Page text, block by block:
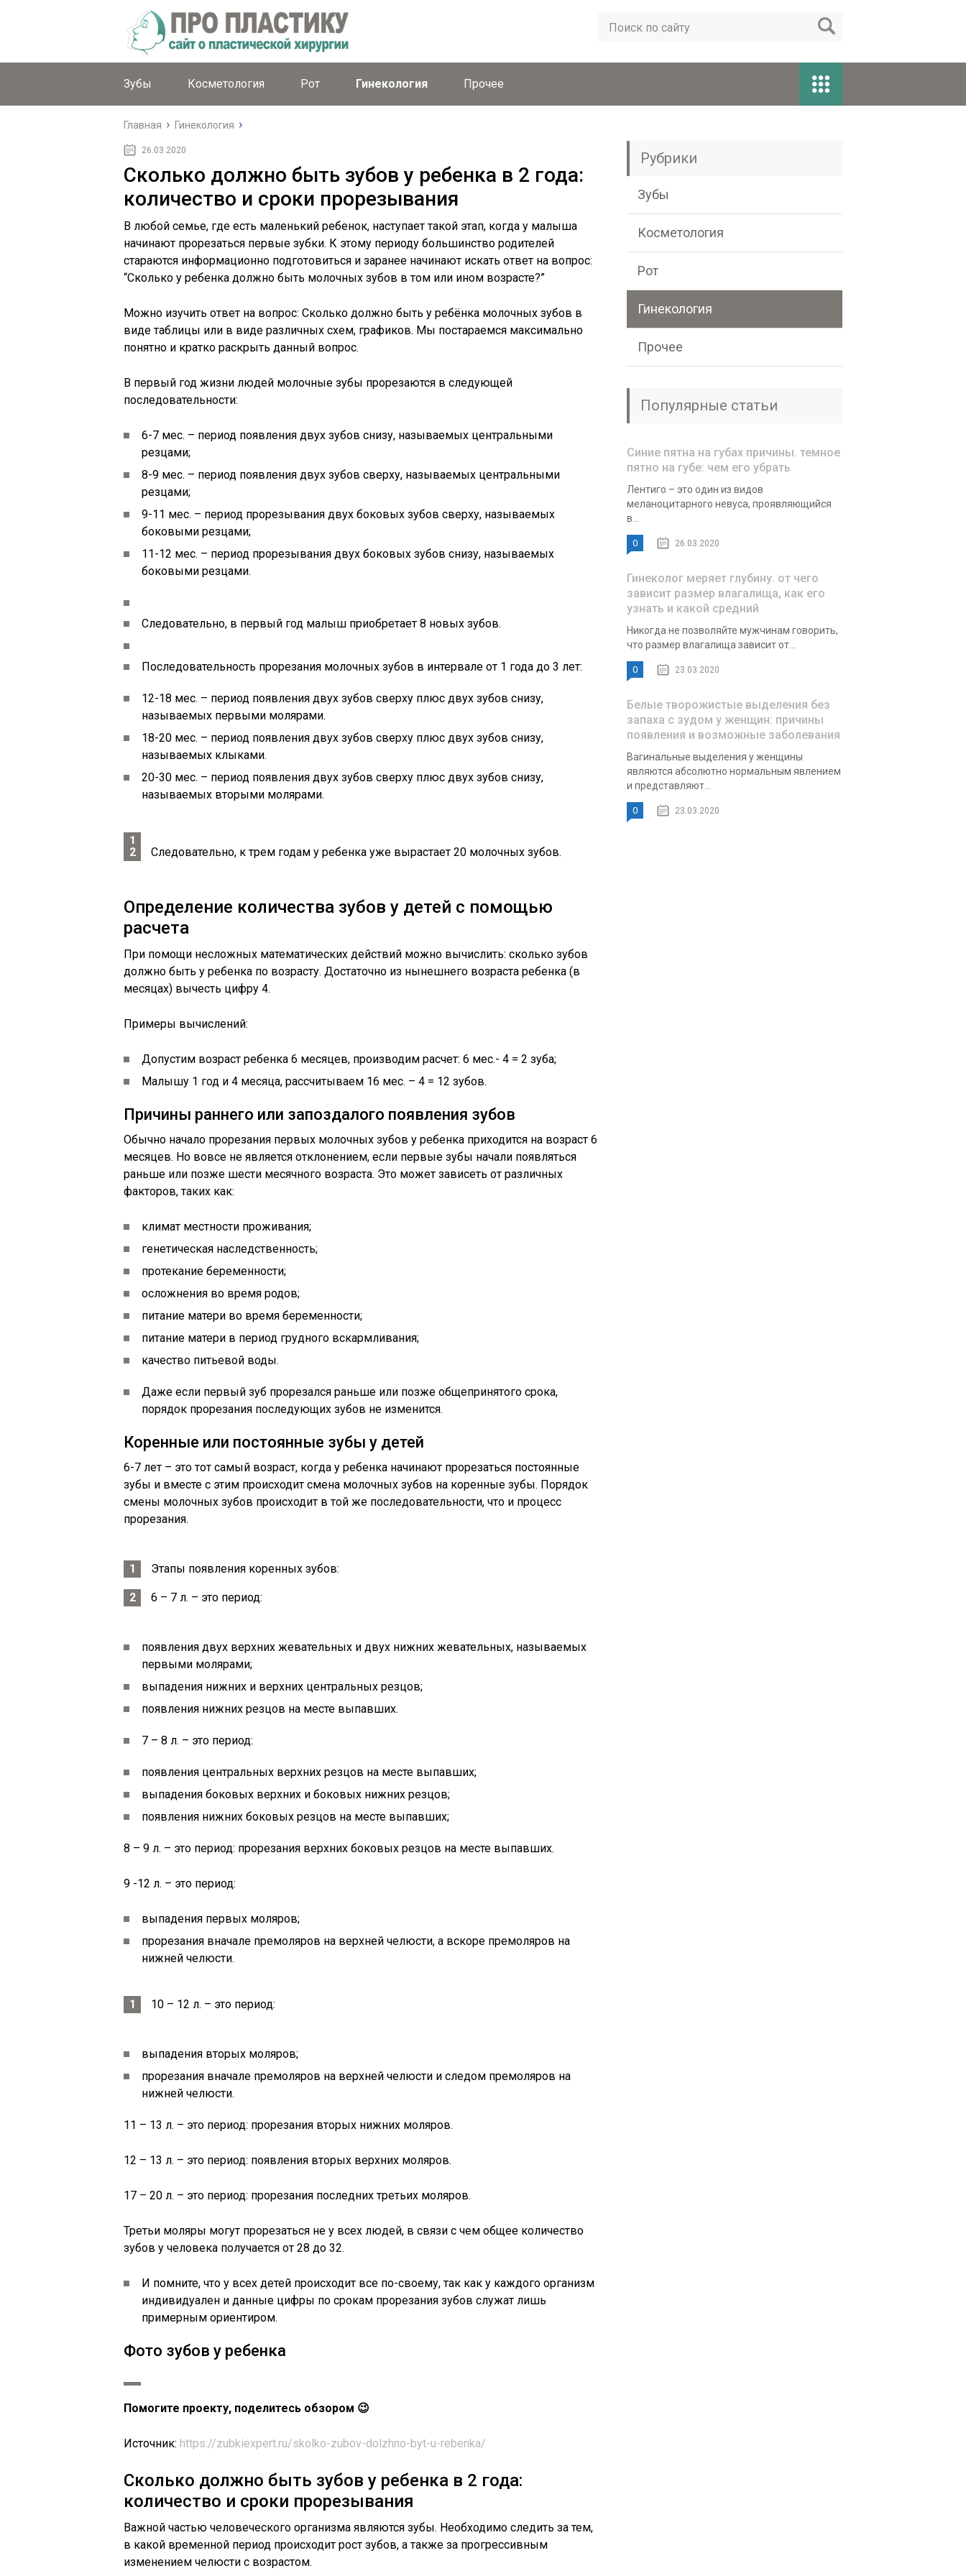
Зубы Косметология Рот Гинекология Прочее
Главная Гинекология
26.03.2020
Сколько должно быть зубов у ребенка в 2 года:
количество и сроки прорезывания
В любой семье, где есть маленький ребенок, наступает такой этап, когда у малыша
начинают прорезаться первые зубки. К этому периоду большинство родителей
стараются информационно подготовиться и заранее начинают искать ответ на вопрос:
“Сколько у ребенка должно быть молочных зубов в том или ином возрасте?”
Можно изучить ответ на вопрос: Сколько должно быть у ребёнка молочных зубов в
виде таблицы или в виде различных схем, графиков. Мы постараемся максимально
понятно и кратко раскрыть данный вопрос.
В первый год жизни людей молочные зубы прорезаются в следующей
последовательности:
6-7 мес. – период появления двух зубов снизу, называемых центральными
резцами;
8-9 мес. – период появления двух зубов сверху, называемых центральными
резцами;
9-11 мес. – период прорезывания двух боковых зубов сверху, называемых
боковыми резцами;
11-12 мес. – период прорезывания двух боковых зубов снизу, называемых
боковыми резцами.
Следовательно, в первый год малыш приобретает 8 новых зубов.
Последовательность прорезания молочных зубов в интервале от 1 года до 3 лет:
12-18 мес. – период появления двух зубов сверху плюс двух зубов снизу,
называемых первыми молярами.
18-20 мес. – период появления двух зубов сверху плюс двух зубов снизу,
называемых клыками.
20-30 мес. – период появления двух зубов сверху плюс двух зубов снизу,
называемых вторыми молярами.
Следовательно, к трем годам у ребенка уже вырастает 20 молочных зубов.
Определение количества зубов у детей с помощью
расчета
При помощи несложных математических действий можно вычислить: сколько зубов
должно быть у ребенка по возрасту. Достаточно из нынешнего возраста ребенка (в
месяцах) вычесть цифру 4.
Примеры вычислений:
Допустим возраст ребенка 6 месяцев, производим расчет: 6 мес.- 4 = 2 зуба;
Малышу 1 год и 4 месяца, рассчитываем 16 мес. – 4 = 12 зубов.
Причины раннего или запоздалого появления зубов
Обычно начало прорезания первых молочных зубов у ребенка приходится на возраст 6
месяцев. Но вовсе не является отклонением, если первые зубы начали появляться
раньше или позже шести месячного возраста. Это может зависеть от различных
факторов, таких как:
климат местности проживания;
генетическая наследственность;
протекание беременности;
осложнения во время родов;
питание матери во время беременности;
питание матери в период грудного вскармливания;
качество питьевой воды.
Даже если первый зуб прорезался раньше или позже общепринятого срока,
порядок прорезания последующих зубов не изменится.
Коренные или постоянные зубы у детей
6-7 лет – это тот самый возраст, когда у ребенка начинают прорезаться постоянные
зубы и вместе с этим происходит смена молочных зубов на коренные зубы. Порядок
смены молочных зубов происходит в той же последовательности, что и процесс
прорезания.
Этапы появления коренных зубов:
6 – 7 л. – это период:
появления двух верхних жевательных и двух нижних жевательных, называемых
первыми молярами;
выпадения нижних и верхних центральных резцов;
появления нижних резцов на месте выпавших.
7 – 8 л. – это период:
появления центральных верхних резцов на месте выпавших;
выпадения боковых верхних и боковых нижних резцов;
появления нижних боковых резцов на месте выпавших;
8 – 9 л. – это период: прорезания верхних боковых резцов на месте выпавших.
9 -12 л. – это период:
выпадения первых моляров;
прорезания вначале премоляров на верхней челюсти, а вскоре премоляров на
нижней челюсти.
10 – 12 л. – это период:
выпадения вторых моляров;
прорезания вначале премоляров на верхней челюсти и следом премоляров на
нижней челюсти.
11 – 13 л. – это период: прорезания вторых нижних моляров.
12 – 13 л. – это период: появления вторых верхних моляров.
17 – 20 л. – это период: прорезания последних третьих моляров.
Третьи моляры могут прорезаться не у всех людей, в связи с чем общее количество
зубов у человека получается от 28 до 32.
И помните, что у всех детей происходит все по-своему, так как у каждого организм
индивидуален и данные цифры по срокам прорезания зубов служат лишь
примерным ориентиром.
Фото зубов у ребенка
Помогите проекту, поделитесь обзором 😉
Источник: https://zubkiexpert.ru/skolko-zubov-dolzhno-byt-u-rebenka/
Сколько должно быть зубов у ребенка в 2 года:
количество и сроки прорезывания
Важной частью человеческого организма являются зубы. Необходимо следить за тем,
в какой временной период происходит рост зубов, а также за прогрессивным
изменением челюсти с возрастом.
Рубрики
Зубы
Косметология
Рот
Гинекология
Прочее
Популярные статьи
Синие пятна на губах причины. темное
пятно на губе: чем его убрать
Лентиго – это один из видов
меланоцитарного невуса, проявляющийся
в...
0 26.03.2020
Гинеколог меряет глубину. от чего
зависит размер влагалища, как его
узнать и какой средний
Никогда не позволяйте мужчинам говорить,
что размер влагалища зависит от...
0 23.03.2020
Белые творожистые выделения без
запаха с зудом у женщин: причины
появления и возможные заболевания
Вагинальные выделения у женщины
являются абсолютно нормальным явлением
и представляют...
0 23.03.2020